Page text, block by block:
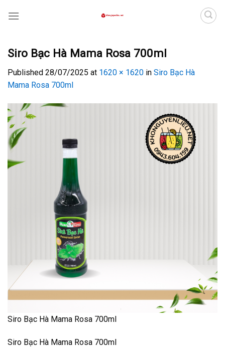
Siro Bạc Hà Mama Rosa 700ml
Published 28/07/2025 at 1620 × 1620 in Siro Bạc Hà
Mama Rosa 700ml
Siro Bạc Hà Mama Rosa 700ml
Siro Bạc Hà Mama Rosa 700ml